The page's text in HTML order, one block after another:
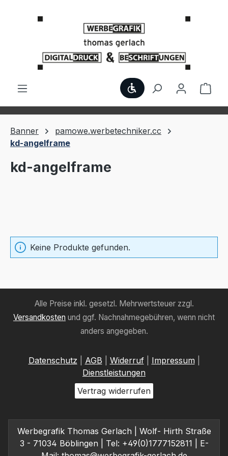
Werkzeugleiste
Banner
pamowe.werbetechniker.cc
kd-angelframe
kd-angelframe
Keine Produkte gefunden.
Alle Preise inkl. gesetzl. Mehrwertsteuer zzgl.
Versandkosten und ggf. Nachnahmegebühren, wenn nicht
anders angegeben.
Datenschutz AGB Widerruf| Impressum
Dienstleistungen
Vertrag widerrufen
Werbegrafik Thomas Gerlach | Wolf- Hirth Straße
3 - 71034 Böblingen | Tel: +49(0)1777152811 | E-